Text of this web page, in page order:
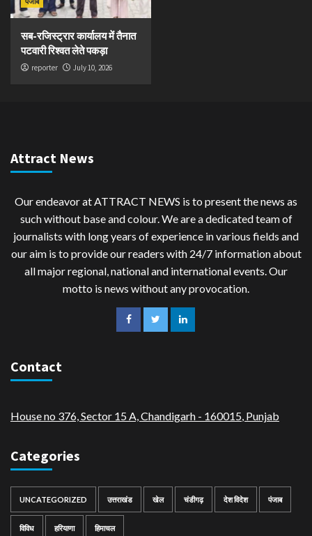
सब-रजिस्ट्रार कार्यालय में तैनात
पटवारी रिश्वत लेते पकड़ा
reporter July 10, 2026
Attract News
Our endeavor at ATTRACT NEWS is to present the news as
such without base and colour. We are a dedicated team of
journalists with long years of experience in various fields and
our aim is to provide our readers with 24/7 information about
all major regional, national and international events. Our
motto is news without any provocation.
Contact
House no 376, Sector 15 A, Chandigarh - 160015 Punjab
Categories
UNCATEGORIZED उत्तराखंड खेल चंडीगढ़ देश विदेश पंजाब
विविध हरियाणा हिमाचल